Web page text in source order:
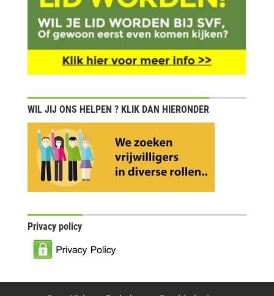
WIL JIJ ONS HELPEN ? KLIK DAN HIERONDER
Privacy policy